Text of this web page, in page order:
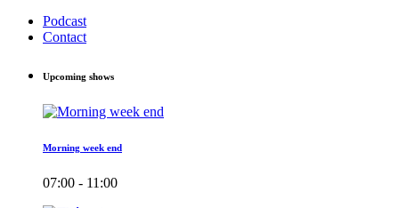
Podcast
Contact
Upcoming shows
Morning week end
07:00 - 11:00